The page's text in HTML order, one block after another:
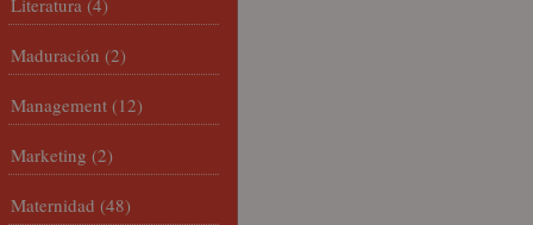
Literatura (4)
Maduración (2)
Management (12)
Marketing (2)
Maternidad (48)